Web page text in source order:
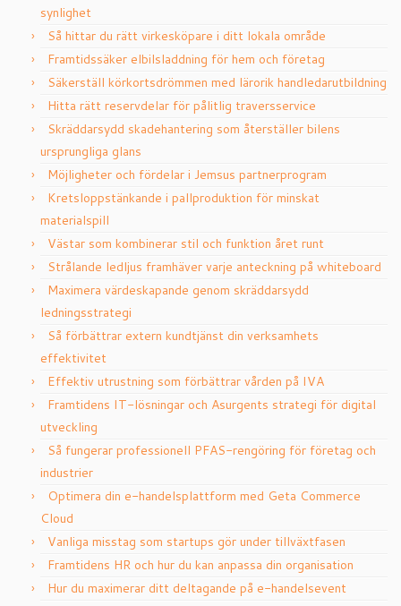
synlighet
Så hittar du rätt virkesköpare i ditt lokala område
Framtidssäker elbilsladdning för hem och företag
Säkerställ körkortsdrömmen med lärorik handledarutbildning
Hitta rätt reservdelar för pålitlig traversservice
Skräddarsydd skadehantering som återställer bilens
ursprungliga glans
Möjligheter och fördelar i Jemsus partnerprogram
Kretsloppstänkande i pallproduktion för minskat
materialspill
Västar som kombinerar stil och funktion året runt
Strålande ledljus framhäver varje anteckning på whiteboard
Maximera värdeskapande genom skräddarsydd
ledningsstrategi
Så förbättrar extern kundtjänst din verksamhets
effektivitet
Effektiv utrustning som förbättrar vården på IVA
Framtidens IT-lösningar och Asurgents strategi för digital
utveckling
Så fungerar professionell PFAS-rengöring för företag och
industrier
Optimera din e-handelsplattform med Geta Commerce
Cloud
Vanliga misstag som startups gör under tillväxtfasen
Framtidens HR och hur du kan anpassa din organisation
Hur du maximerar ditt deltagande på e-handelsevent